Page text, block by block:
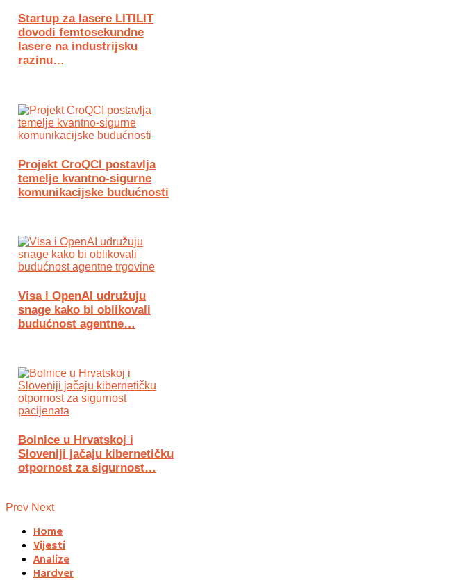
Startup za lasere LITILIT
dovodi femtosekundne
lasere na industrijsku
razinu…
Projekt CroQCI postavlja
temelje kvantno-sigurne
komunikacijske budućnosti
Visa i OpenAI udružuju
snage kako bi oblikovali
budućnost agentne…
Bolnice u Hrvatskoj i
Sloveniji jačaju kibernetičku
otpornost za sigurnost…
Prev Next
Home
Vijesti
Analize
Hardver